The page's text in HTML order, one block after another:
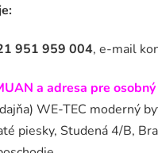
951 959 004, e-mail
a adresa pre
WE-TEC moderný
piesky, Studená 4/B,